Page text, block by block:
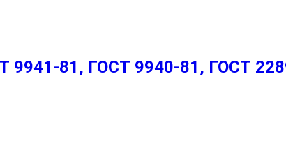
9941-81, ГОСТ 9940-81, ГОСТ